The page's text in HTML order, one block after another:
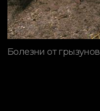
Болезни от грызунов